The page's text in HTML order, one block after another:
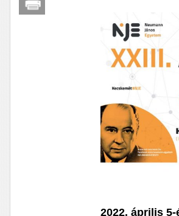
2022. április